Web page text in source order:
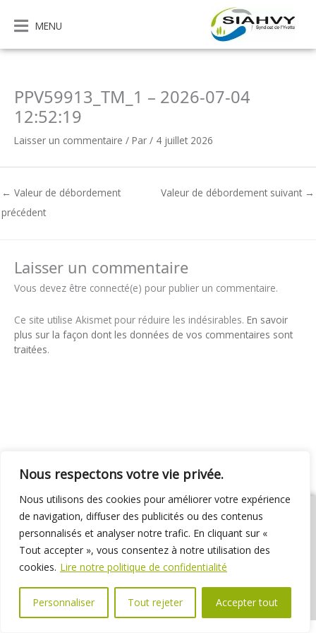
Nous respectons votre vie privée.
Nous utilisons des cookies pour améliorer votre expérience
de navigation, diffuser des publicités ou des contenus
personnalisés et analyser notre trafic. En cliquant sur «
Tout accepter », vous consentez à notre utilisation des
cookies. Lire notre politique de confidentialité
Personnaliser Tout rejeter Accepter tout
contenu
MENU
PPV59913_TM_1 – 2026-07-04
12:52:19
Laisser un commentaire / Par / 4 juillet 2026
← Valeur de débordement
précédent
Valeur de débordement suivant →
Laisser un commentaire
Vous devez être connecté(e) pour publier un commentaire.
Ce site utilise Akismet pour réduire les indésirables. En savoir
plus sur la façon dont les données de vos commentaires sont
traitées.
01 69 31 72 10 01 69 31 37 31
Nous contacter
Espace élus
Marchés publics Délibérations